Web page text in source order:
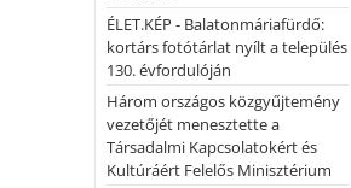
ÉLET.KÉP - Balatonmáriafürdő:
kortárs fotótárlat nyílt a település
130. évfordulóján
Három országos közgyűjtemény
vezetőjét menesztette a
Társadalmi Kapcsolatokért és
Kultúráért Felelős Minisztérium